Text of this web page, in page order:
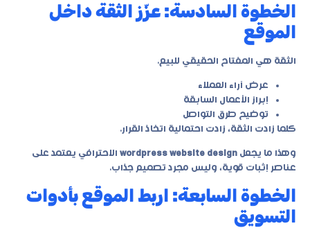
الخطوة السادسة: عزّز الثقة داخل
الموقع
الثقة هي المفتاح الحقيقي للبيع.
عرض آراء العملاء
إبراز الأعمال السابقة
توضيح طرق التواصل
كلما زادت الثقة، زادت احتمالية اتخاذ القرار.
وهذا ما يجعل wordpress website design الاحترافي يعتمد على
عناصر إثبات قوية، وليس مجرد تصميم جذاب.
الخطوة السابعة: اربط الموقع بأدوات
التسويق